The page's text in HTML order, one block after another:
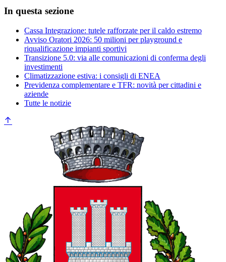
In questa sezione
Cassa Integrazione: tutele rafforzate per il caldo estremo
Avviso Oratori 2026: 50 milioni per playground e
riqualificazione impianti sportivi
Transizione 5.0: via alle comunicazioni di conferma degli
investimenti
Climatizzazione estiva: i consigli di ENEA
Previdenza complementare e TFR: novità per cittadini e
aziende
Tutte le notizie